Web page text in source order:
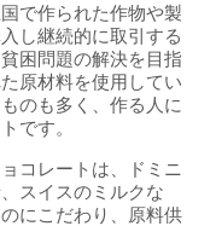
で作られた作物や製
し継続的に取引する
困問題の解決を目指
原材料を使用してい
のも多く、作る人に
です。
コレートは、ドミニ
スイスのミルクな
にこだわり、原料供